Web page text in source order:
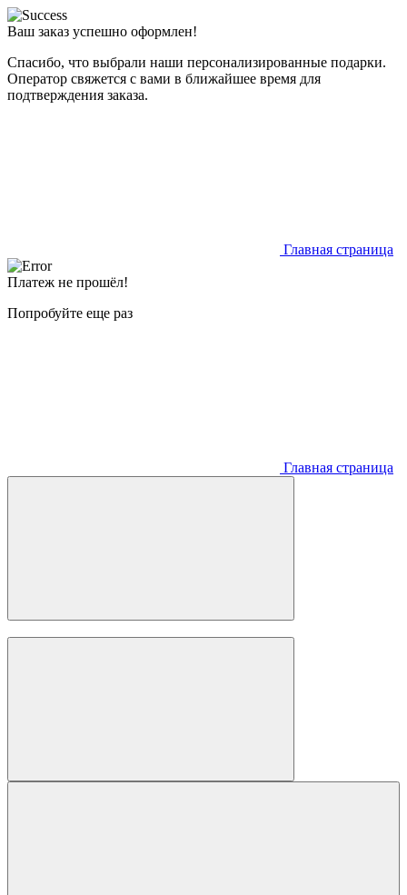
Ваш заказ успешно оформлен!
Спасибо, что выбрали наши персонализированные подарки.
Оператор свяжется с вами в ближайшее время для
подтверждения заказа.
Главная страница
Платеж не прошёл!
Попробуйте еще раз
Главная страница